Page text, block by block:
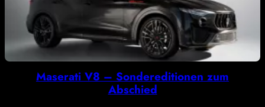
Maserati V8 – Sondereditionen zum
Abschied